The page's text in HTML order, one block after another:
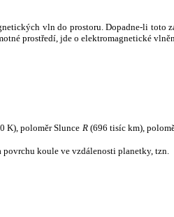
vln do prostoru. Dopadne-li toto
prostředí, jde o elektromagnetické
K), poloměr Slunce R(696 tisíc km),
povrchu koule ve vzdálenosti planetky, tzn.